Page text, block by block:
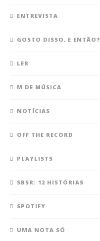
ENTREVISTA
GOSTO DISSO, E ENTÃO?
LER
M DE MÚSICA
NOTÍCIAS
OFF THE RECORD
PLAYLISTS
SBSR: 12 HISTÓRIAS
SPOTIFY
UMA NOTA SÓ